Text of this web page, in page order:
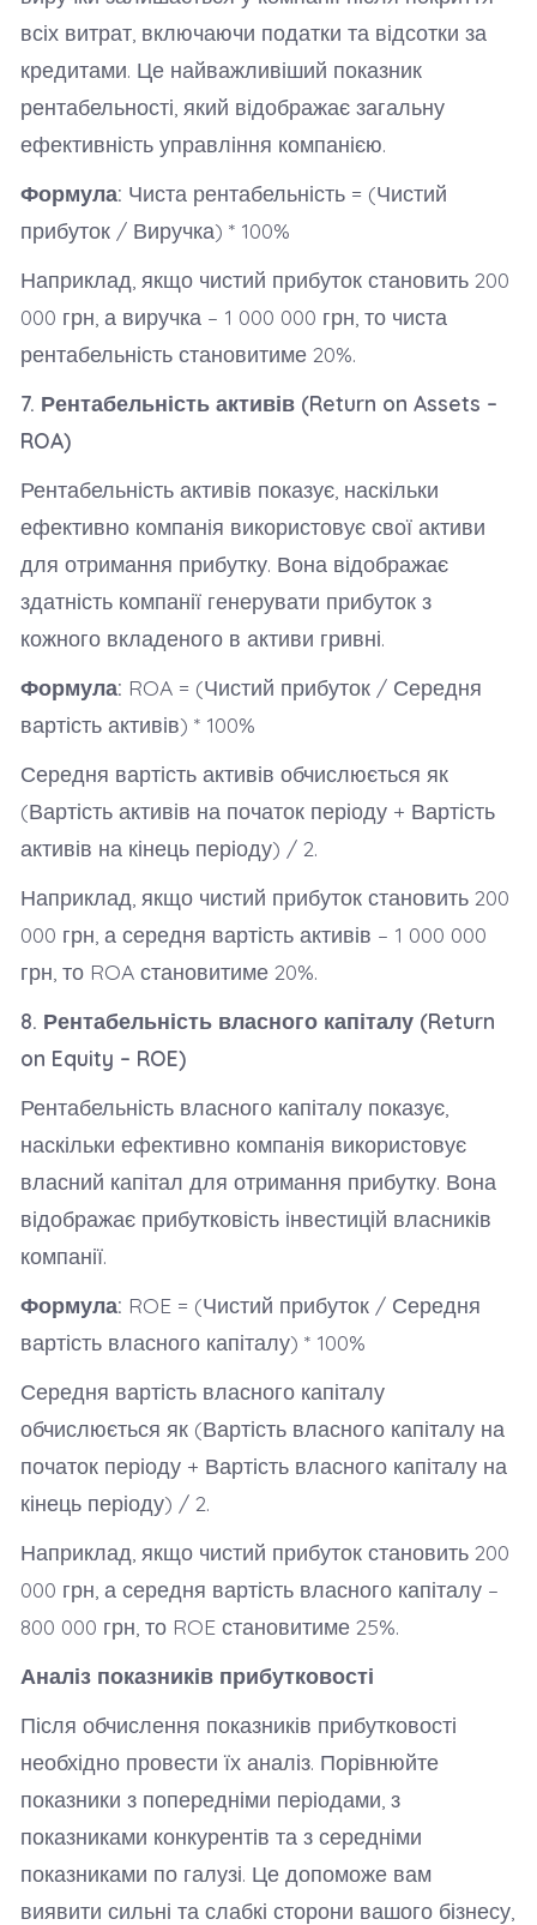
всіх витрат, включаючи податки та відсотки за
кредитами. Це найважливіший показник
рентабельності, який відображає загальну
ефективність управління компанією.
Формула: Чиста рентабельність = (Чистий
прибуток / Виручка) * 100%
Наприклад, якщо чистий прибуток становить 200
000 грн, а виручка – 1 000 000 грн, то чиста
рентабельність становитиме 20%.
7. Рентабельність активів (Return on Assets –
ROA)
Рентабельність активів показує, наскільки
ефективно компанія використовує свої активи
для отримання прибутку. Вона відображає
здатність компанії генерувати прибуток з
кожного вкладеного в активи гривні.
Формула: ROA = (Чистий прибуток / Середня
вартість активів) * 100%
Середня вартість активів обчислюється як
(Вартість активів на початок періоду + Вартість
активів на кінець періоду) / 2.
Наприклад, якщо чистий прибуток становить 200
000 грн, а середня вартість активів – 1 000 000
грн, то ROA становитиме 20%.
8. Рентабельність власного капіталу (Return
on Equity – ROE)
Рентабельність власного капіталу показує,
наскільки ефективно компанія використовує
власний капітал для отримання прибутку. Вона
відображає прибутковість інвестицій власників
компанії.
Формула: ROE = (Чистий прибуток / Середня
вартість власного капіталу) * 100%
Середня вартість власного капіталу
обчислюється як (Вартість власного капіталу на
початок періоду + Вартість власного капіталу на
кінець періоду) / 2.
Наприклад, якщо чистий прибуток становить 200
000 грн, а середня вартість власного капіталу –
800 000 грн, то ROE становитиме 25%.
Аналіз показників прибутковості
Після обчислення показників прибутковості
необхідно провести їх аналіз. Порівнюйте
показники з попередніми періодами, з
показниками конкурентів та з середніми
показниками по галузі. Це допоможе вам
виявити сильні та слабкі сторони вашого бізнесу,